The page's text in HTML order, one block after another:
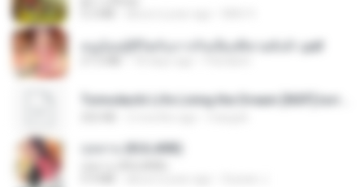
หนูน้อยสู้ชีวิตกับภารกิจเลี้ยงพี่ชายทั้งห้า.pdf
กุหลาบ (KULARB)